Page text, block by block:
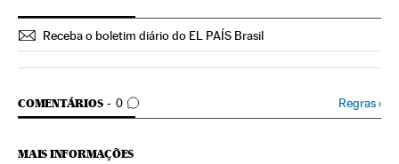
Receba o boletim diário do EL PAÍS Brasil
COMENTÁRIOS 0
COMENTÁRIOS Regras›
MAIS INFORMAÇÕES